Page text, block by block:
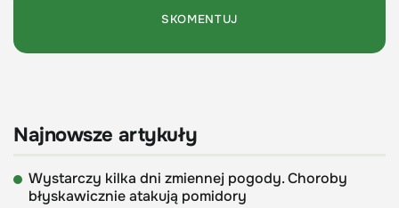
Najnowsze artykuły
Wystarczy kilka dni zmiennej pogody. Choroby
błyskawicznie atakują pomidory